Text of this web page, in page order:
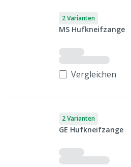
2 Varianten
MS Hufkneifzange
Vergleichen
2 Varianten
GE Hufkneifzange